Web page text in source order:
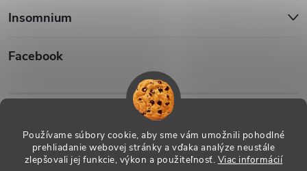
Používame súbory cookie, aby sme vám umožnili pohodlné
prehliadanie webovej stránky a vďaka analýze neustále
zlepšovali jej funkcie, výkon a použiteľnosť. Viac informácií
Insomnium
Facebook
Iso1